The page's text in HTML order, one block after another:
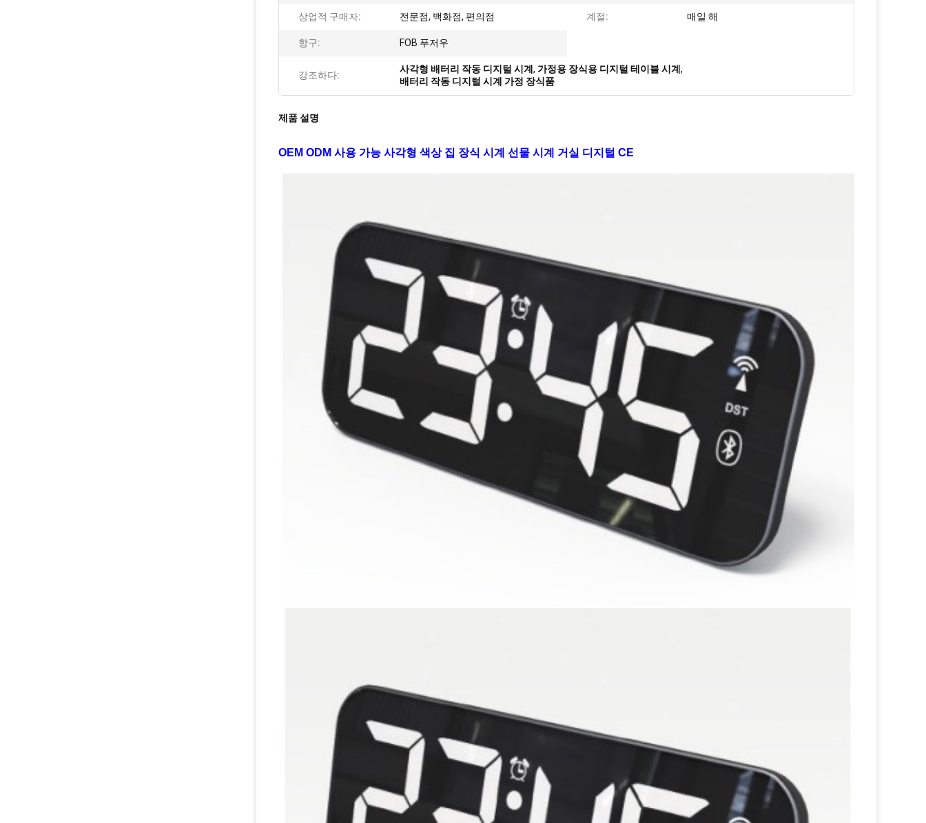
상업적 구매자: 전문점, 백화점, 편의점 계절: 매일 해
항구: FOB 푸저우
강조하다:
사각형 배터리 작동 디지털 시계 , 가정용 장식용 디지털 테이블 시계 ,
배터리 작동 디지털 시계 가정 장식품
제품 설명
OEM ODM 사용 가능 사각형 색상 집 장식 시계 선물 시계 거실 디지털 CE